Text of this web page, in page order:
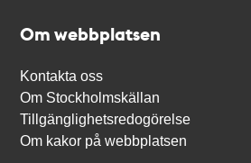
Om webbplatsen
Kontakta oss
Om Stockholmskällan
Tillgänglighetsredogörelse
Om kakor på webbplatsen